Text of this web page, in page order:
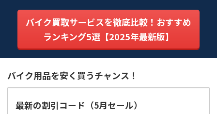
バイク買取サービスを徹底比較！おすすめ
ランキング5選【2025年最新版】
バイク用品を安く買うチャンス！
最新の割引コード（5月セール）